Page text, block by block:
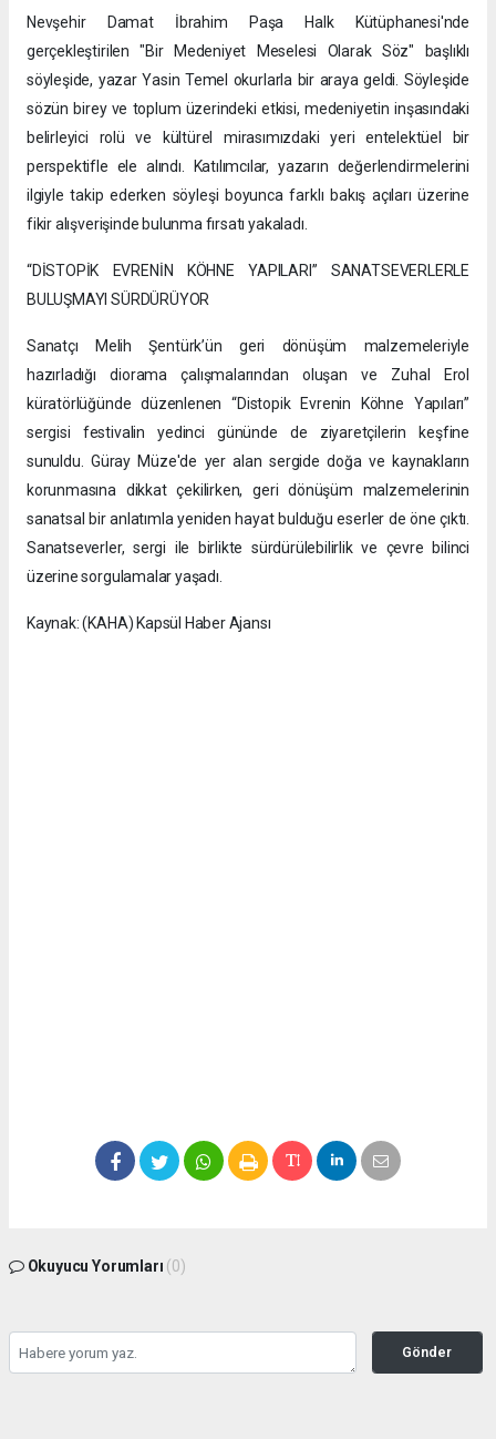
Nevşehir Damat İbrahim Paşa Halk Kütüphanesi'nde
gerçekleştirilen "Bir Medeniyet Meselesi Olarak Söz" başlıklı
söyleşide, yazar Yasin Temel okurlarla bir araya geldi. Söyleşide
sözün birey ve toplum üzerindeki etkisi, medeniyetin inşasındaki
belirleyici rolü ve kültürel mirasımızdaki yeri entelektüel bir
perspektifle ele alındı. Katılımcılar, yazarın değerlendirmelerini
ilgiyle takip ederken söyleşi boyunca farklı bakış açıları üzerine
fikir alışverişinde bulunma fırsatı yakaladı.
“DİSTOPİK EVRENİN KÖHNE YAPILARI” SANATSEVERLERLE
BULUŞMAYI SÜRDÜRÜYOR
Sanatçı Melih Şentürk’ün geri dönüşüm malzemeleriyle
hazırladığı diorama çalışmalarından oluşan ve Zuhal Erol
küratörlüğünde düzenlenen “Distopik Evrenin Köhne Yapıları”
sergisi festivalin yedinci gününde de ziyaretçilerin keşfine
sunuldu. Güray Müze'de yer alan sergide doğa ve kaynakların
korunmasına dikkat çekilirken, geri dönüşüm malzemelerinin
sanatsal bir anlatımla yeniden hayat bulduğu eserler de öne çıktı.
Sanatseverler, sergi ile birlikte sürdürülebilirlik ve çevre bilinci
üzerine sorgulamalar yaşadı.
Kaynak: (KAHA) Kapsül Haber Ajansı
Okuyucu Yorumları (0)
Gönder